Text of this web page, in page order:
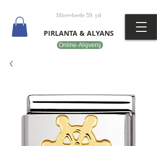
Online-Alışveriş
Mücevherde 59. yıl
PIRLANTA & ALYANS